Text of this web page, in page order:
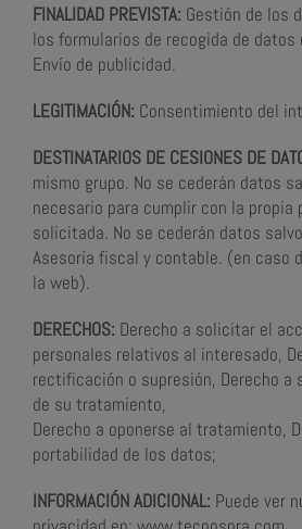
FINALIDAD PREVISTA: Gestión de los
los formularios de recogida de datos
Envío de publicidad.
LEGITIMACIÓN: Consentimiento del
DESTINATARIOS DE CESIONES DE
mismo grupo. No se cederán datos
necesario para cumplir con la propia
solicitada. No se cederán datos
Asesoría fiscal y contable. (en caso
la web).
DERECHOS: Derecho a solicitar el
personales relativos al interesado,
rectificación o supresión, Derecho
de su tratamiento,
Derecho a oponerse al tratamiento,
portabilidad de los datos;
INFORMACIÓN ADICIONAL: Puede ver